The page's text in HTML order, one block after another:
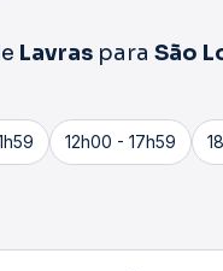
Lavras para São
12h00 - 17h59